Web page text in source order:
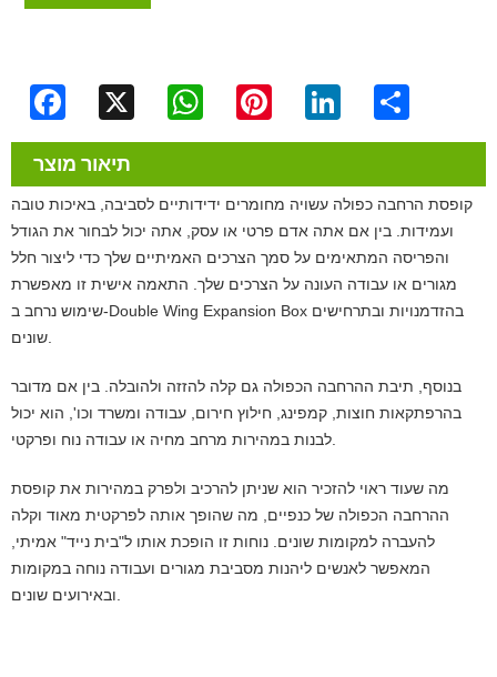
Facebook WhatsApp Pinterest LinkedIn
תיאור מוצר
קופסת הרחבה כפולה עשויה מחומרים ידידותיים לסביבה, באיכות טובה
ועמידות. בין אם אתה אדם פרטי או עסק, אתה יכול לבחור את הגודל
והפריסה המתאימים על סמך הצרכים האמיתיים שלך כדי ליצור חלל
מגורים או עבודה העונה על הצרכים שלך. התאמה אישית זו מאפשרת
שימוש נרחב ב-Double Wing Expansion Box בהזדמנויות ובתרחישים
בנוסף, תיבת ההרחבה הכפולה גם קלה להזזה ולהובלה. בין אם מדובר
בהרפתקאות חוצות, קמפינג, חילוץ חירום, עבודה ומשרד וכו', הוא יכול
מה שעוד ראוי להזכיר הוא שניתן להרכיב ולפרק במהירות את קופסת
ההרחבה הכפולה של כנפיים, מה שהופך אותה לפרקטית מאוד וקלה
להעברה למקומות שונים. נוחות זו הופכת אותו ל"בית נייד" אמיתי,
המאפשר לאנשים ליהנות מסביבת מגורים ועבודה נוחה במקומות